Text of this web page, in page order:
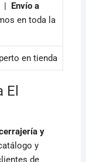
|
Envío a
en toda la
en tienda
y
y
de